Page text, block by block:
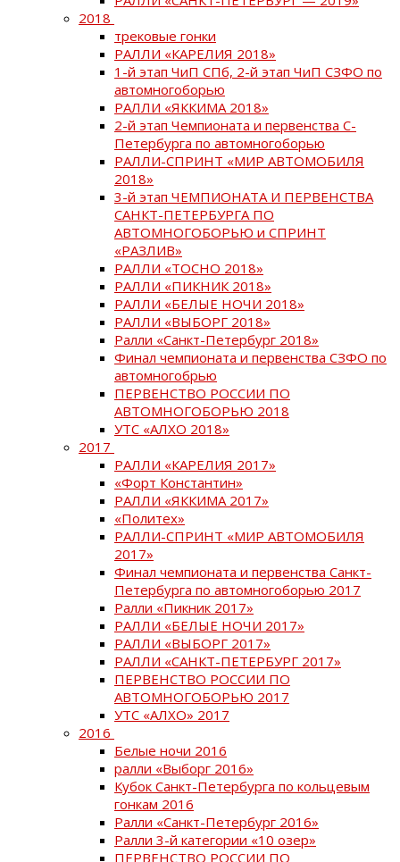
2018
трековые гонки
РАЛЛИ «КАРЕЛИЯ 2018»
1-й этап ЧиП СПб, 2-й этап ЧиП СЗФО по
автомногоборью
РАЛЛИ «ЯККИМА 2018»
2-й этап Чемпионата и первенства С-
Петербурга по автомногоборью
РАЛЛИ-СПРИНТ «МИР АВТОМОБИЛЯ
2018»
3-й этап ЧЕМПИОНАТА И ПЕРВЕНСТВА
САНКТ-ПЕТЕРБУРГА ПО
АВТОМНОГОБОРЬЮ и СПРИНТ
«РАЗЛИВ»
РАЛЛИ «ТОСНО 2018»
РАЛЛИ «ПИКНИК 2018»
РАЛЛИ «БЕЛЫЕ НОЧИ 2018»
РАЛЛИ «ВЫБОРГ 2018»
Ралли «Санкт-Петербург 2018»
Финал чемпионата и первенства СЗФО по
автомногобрью
ПЕРВЕНСТВО РОССИИ ПО
АВТОМНОГОБОРЬЮ 2018
УТС «АЛХО 2018»
2017
РАЛЛИ «КАРЕЛИЯ 2017»
«Форт Константин»
РАЛЛИ «ЯККИМА 2017»
«Политех»
РАЛЛИ-СПРИНТ «МИР АВТОМОБИЛЯ
2017»
Финал чемпионата и первенства Санкт-
Петербурга по автомногоборью 2017
Ралли «Пикник 2017»
РАЛЛИ «БЕЛЫЕ НОЧИ 2017»
РАЛЛИ «ВЫБОРГ 2017»
РАЛЛИ «САНКТ-ПЕТЕРБУРГ 2017»
ПЕРВЕНСТВО РОССИИ ПО
АВТОМНОГОБОРЬЮ 2017
УТС «АЛХО» 2017
2016
Белые ночи 2016
ралли «Выборг 2016»
Кубок Санкт-Петербурга по кольцевым
гонкам 2016
Ралли «Санкт-Петербург 2016»
Ралли 3-й категории «10 озер»
ПЕРВЕНСТВО РОССИИ ПО